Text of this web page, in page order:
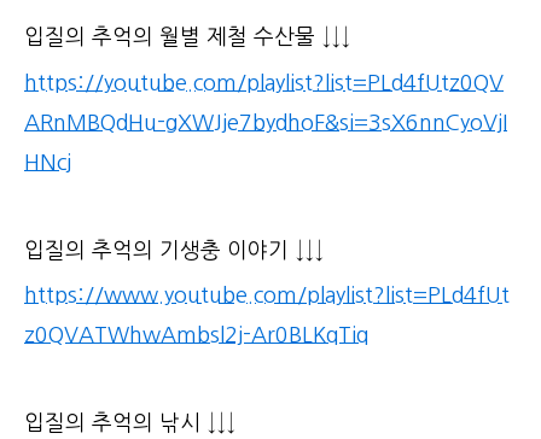
입질의 추억의 월별 제철 수산물 ↓↓↓
https://youtube.com/playlist?list=PLd4fUtz0QV
ARnMBQdHu-gXWJje7bydhoF&si=3sX6nnCyoVjI
HNcj
입질의 추억의 기생충 이야기 ↓↓↓
https://www.youtube.com/playlist?list=PLd4fUt
z0QVATWhwAmbsl2j-Ar0BLKqTiq
입질의 추억의 낚시 ↓↓↓